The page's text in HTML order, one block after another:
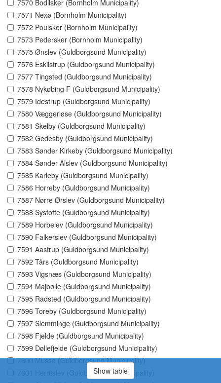
7570 Bodilsker (Bornholm Municipality)
7571 Nexø (Bornholm Municipality)
7572 Poulsker (Bornholm Municipality)
7573 Pedersker (Bornholm Municipality)
7575 Ønslev (Guldborgsund Municipality)
7576 Eskilstrup (Guldborgsund Municipality)
7577 Tingsted (Guldborgsund Municipality)
7578 Nykøbing F (Guldborgsund Municipality)
7579 Idestrup (Guldborgsund Municipality)
7580 Væggerløse (Guldborgsund Municipality)
7581 Skelby (Guldborgsund Municipality)
7582 Gedesby (Guldborgsund Municipality)
7583 Sønder Kirkeby (Guldborgsund Municipality)
7584 Sønder Alslev (Guldborgsund Municipality)
7585 Karleby (Guldborgsund Municipality)
7586 Horreby (Guldborgsund Municipality)
7587 Nørre Ørslev (Guldborgsund Municipality)
7588 Systofte (Guldborgsund Municipality)
7589 Horbelev (Guldborgsund Municipality)
7590 Falkerslev (Guldborgsund Municipality)
7591 Aastrup (Guldborgsund Municipality)
7592 Tårs (Guldborgsund Municipality)
7593 Vigsnæs (Guldborgsund Municipality)
7594 Majbølle (Guldborgsund Municipality)
7595 Radsted (Guldborgsund Municipality)
7596 Toreby (Guldborgsund Municipality)
7597 Slemminge (Guldborgsund Municipality)
7598 Fjelde (Guldborgsund Municipality)
7599 Døllefjelde (Guldborgsund Municipality)
7600 Musse (Guldborgsund Municipality)
7601 Herritslev (Guldborgsund Municipality)
Show table